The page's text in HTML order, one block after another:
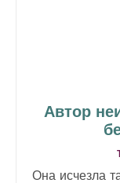
Автор
Она исчезла